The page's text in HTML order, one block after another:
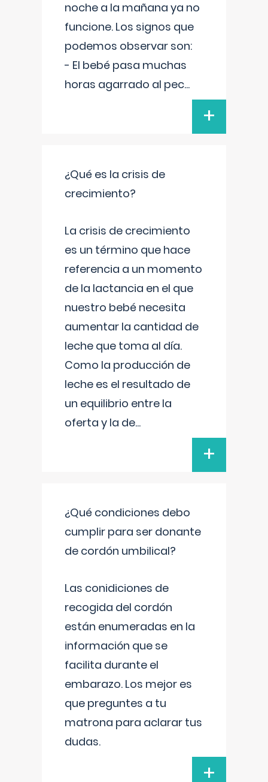
noche a la mañana ya no
funcione. Los signos que
podemos observar son:
- El bebé pasa muchas
horas agarrado al pec...
+
¿Qué es la crisis de
crecimiento?
La crisis de crecimiento
es un término que hace
referencia a un momento
de la lactancia en el que
nuestro bebé necesita
aumentar la cantidad de
leche que toma al día.
Como la producción de
leche es el resultado de
un equilibrio entre la
oferta y la de...
+
¿Qué condiciones debo
cumplir para ser donante
de cordón umbilical?
Las conidiciones de
recogida del cordón
están enumeradas en la
información que se
facilita durante el
embarazo. Los mejor es
que preguntes a tu
matrona para aclarar tus
dudas.
+